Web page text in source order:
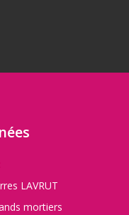
LAVRUT
mortiers